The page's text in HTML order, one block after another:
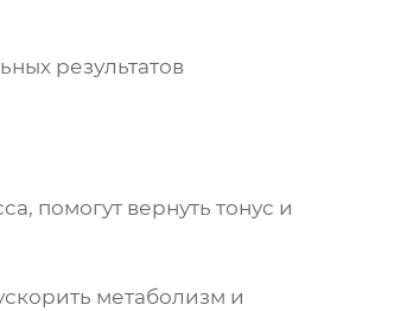
результатов
помогут вернуть тонус и
метаболизм и